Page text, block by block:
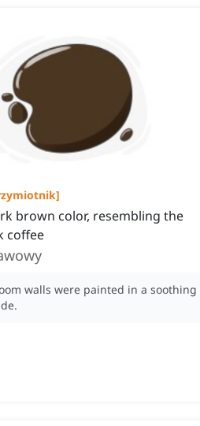
]
brown color, resembling the
coffee
walls were painted in a soothing